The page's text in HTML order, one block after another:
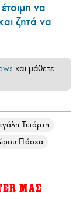
να
ζητά να
και μάθετε
Τετάρτη
Πάσχα
ΜΑΣ